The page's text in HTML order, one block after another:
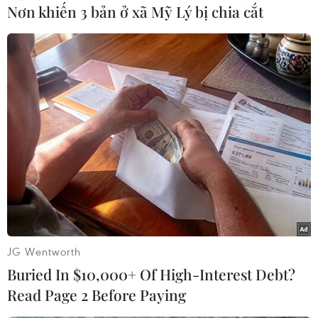
hội nghị dân tộc - do Liên hợp quốc bảo trợ vốn
dự kiến diễn ra vào tuần tới nhằm thúc đẩy lộ
trình chính trị, khôi phục trật tự tại quốc gia Bắc
Phi này.
Trong khi đó, giao tranh tại thủ đô Tripoli vẫn
tiếp tục leo thang.
Các nhân chứng cho biết giao tranh dữ dội đã
diễn ra quận Ain Zara, ngoại ô phía Đông Nam
thủ đô Tripoli khiến nhiều tuyến đường đã bị
phong tỏa, cũng như tại sân bay quốc tế cũ.
Nhiều tiếng nổ và tiếng súng đã vang lên tại
những khu vực này.
Nơn khiến 3 bản ở xã Mỹ Lý bị chia cắt
JG Wentworth
Buried In $10,000+ Of High-Interest Debt?
Read Page 2 Before Paying